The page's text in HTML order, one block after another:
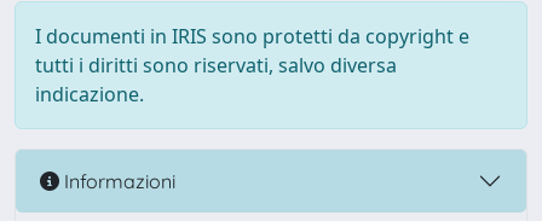
I documenti in IRIS sono protetti da copyright e
tutti i diritti sono riservati, salvo diversa
indicazione.
Informazioni